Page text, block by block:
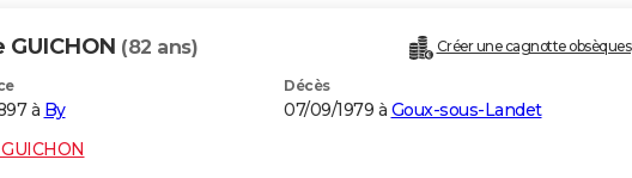
GUICHON (82 ans) Créer une cagnotte obsèques
à By
Décès
07/09/1979 à Goux-sous-Landet